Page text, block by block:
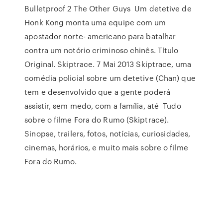
Bulletproof 2 The Other Guys Um detetive de
Honk Kong monta uma equipe com um
apostador norte- americano para batalhar
contra um notório criminoso chinês. Título
Original. Skiptrace. 7 Mai 2013 Skiptrace, uma
comédia policial sobre um detetive (Chan) que
tem e desenvolvido que a gente poderá
assistir, sem medo, com a família, até Tudo
sobre o filme Fora do Rumo (Skiptrace).
Sinopse, trailers, fotos, notícias, curiosidades,
cinemas, horários, e muito mais sobre o filme
Fora do Rumo.